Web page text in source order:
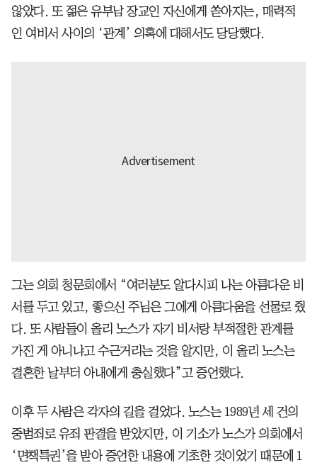
않았다. 또 젊은 유부남 장교인 자신에게 쏟아지는, 매력적
인 여비서 사이의 ‘관계’ 의혹에 대해서도 당당했다.
그는 의회 청문회에서 “여러분도 알다시피 나는 아름다운 비
서를 두고 있고, 좋으신 주님은 그에게 아름다움을 선물로 줬
다. 또 사람들이 올리 노스가 자기 비서랑 부적절한 관계를
가진 게 아니냐고 수근거리는 것을 알지만, 이 올리 노스는
결혼한 날부터 아내에게 충실했다”고 증언했다.
이후 두 사람은 각자의 길을 걸었다. 노스는 1989년 세 건의
중범죄로 유죄 판결을 받았지만, 이 기소가 노스가 의회에서
‘면책특권’을 받아 증언한 내용에 기초한 것이었기 때문에 1